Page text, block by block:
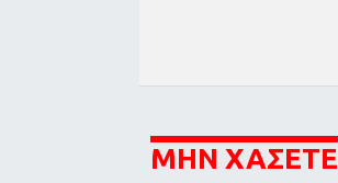
ΜΗΝ ΧΑΣΕΤΕ